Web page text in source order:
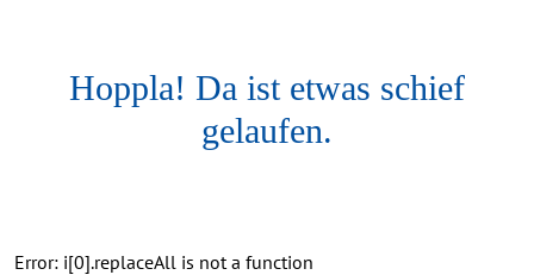
Hoppla! Da ist etwas schief
gelaufen.
Error: i[0].replaceAll is not a function